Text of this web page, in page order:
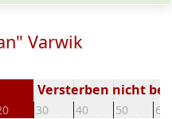
Varwik
30 40 50 60
Versterben nicht